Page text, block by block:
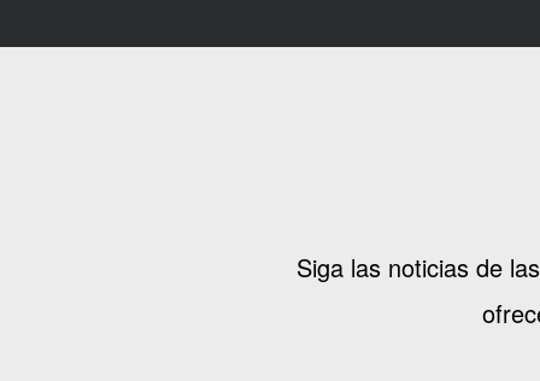
Siga las noticias de